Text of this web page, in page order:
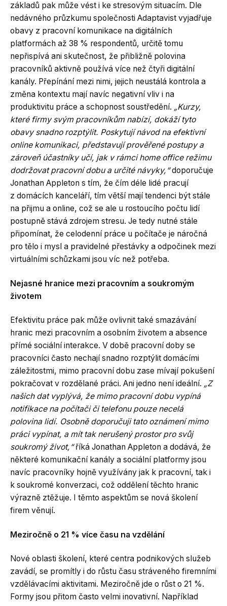
základů pak může vést i ke stresovým situacím. Dle
nedávného průzkumu společnosti Adaptavist vyjadřuje
obavy z pracovní komunikace na digitálních
platformách až 38 % respondentů, určitě tomu
nepřispívá ani skutečnost, že přibližně polovina
pracovníků aktivně používá více než čtyři digitální
kanály. Přepínání mezi nimi, jejich neustálá kontrola a
změna kontextu mají navíc negativní vliv i na
produktivitu práce a schopnost soustředění. „Kurzy,
které firmy svým pracovníkům nabízí, dokáží tyto
obavy snadno rozptýlit. Poskytují návod na efektivní
online komunikaci, představují prověřené postupy a
zároveň účastníky učí, jak v rámci home office režimu
dodržovat pracovní dobu a určité návyky,“doporučuje
Jonathan Appleton s tím, že čím déle lidé pracují
z domácích kanceláří, tím větší mají tendenci být stále
na přijmu a online, což se ale u rostoucího počtu lidí
postupně stává zdrojem stresu. Je tedy nutné stále
připomínat, že celodenní práce u počítače je náročná
pro tělo i mysl a pravidelné přestávky a odpočinek mezi
virtuálními schůzkami jsou víc než potřeba.
Nejasné hranice mezi pracovním a soukromým
životem
Efektivitu práce pak může ovlivnit také smazávání
hranic mezi pracovním a osobním životem a absence
přímé sociální interakce. V době pracovní doby se
pracovníci často nechají snadno rozptýlit domácími
záležitostmi, mimo pracovní dobu zase mívají pokušení
pokračovat v rozdělané práci. Ani jedno není ideální. „Z
našich dat vyplývá, že mimo pracovní dobu vypíná
notifikace na počítači či telefonu pouze necelá
polovina lidí. Osobně doporučuji tato oznámení mimo
práci vypínat, a mít tak nerušený prostor pro svůj
soukromý život,“říká Jonathan Appleton a dodává, že
některé komunikační kanály a sociální platformy jsou
navíc pracovníky hojně využívány jak k pracovní, tak i
k soukromé konverzaci, což oddělení těchto hranic
výrazně ztěžuje. I těmto aspektům se nová školení
firem věnují.
Meziročně o 21 % více času na vzdělání
Nové oblasti školení, které centra podnikových služeb
zavádí, se promítly i do růstu času stráveného firemními
vzdělávacími aktivitami. Meziročně jde o růst o 21 %.
Formy jsou přitom často velmi inovativní. Například